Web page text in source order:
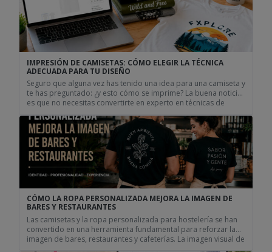
IMPRESIÓN DE CAMISETAS: CÓMO ELEGIR LA TÉCNICA
ADECUADA PARA TU DISEÑO
Seguro que alguna vez has tenido una idea para una camiseta y
te has preguntado: ¿y esto cómo se imprime? La buena noticia
es que no necesitas convertirte en experto en técnicas de
Lo importante es tener claro qué quieres hacer y dejar que la
técnica adecuada […]
CÓMO LA ROPA PERSONALIZADA MEJORA LA IMAGEN DE
BARES Y RESTAURANTES
Las camisetas y la ropa personalizada para hostelería se han
convertido en una herramienta fundamental para reforzar la
imagen de bares, restaurantes y cafeterías. La imagen visual de